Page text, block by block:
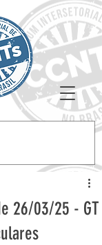
26/03/25 - GT